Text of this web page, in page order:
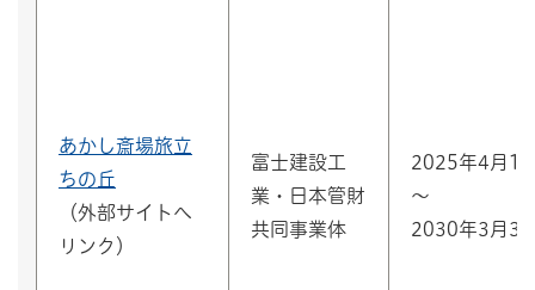
あかし斎場旅立
ちの丘
（外部サイトへ
リンク）
富士建設工
業・日本管財
共同事業体
2025年4月1
～
2030年3月31